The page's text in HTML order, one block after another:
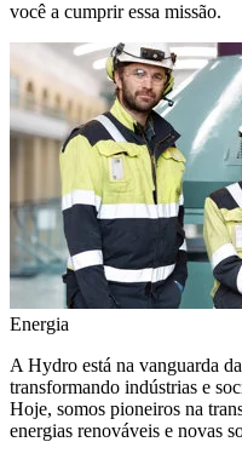
você a cumprir essa missão.
Energia
A Hydro está na vanguarda
transformando indústrias e
Hoje, somos pioneiros na
energias renováveis e novas